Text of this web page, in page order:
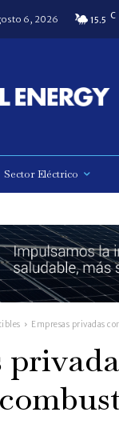
6, 2026 15.5 C
Sector Eléctrico
Empresas privadas